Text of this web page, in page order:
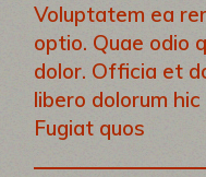
Voluptatem ea
optio. Quae odio
dolor. Officia et
libero dolorum
Fugiat quos